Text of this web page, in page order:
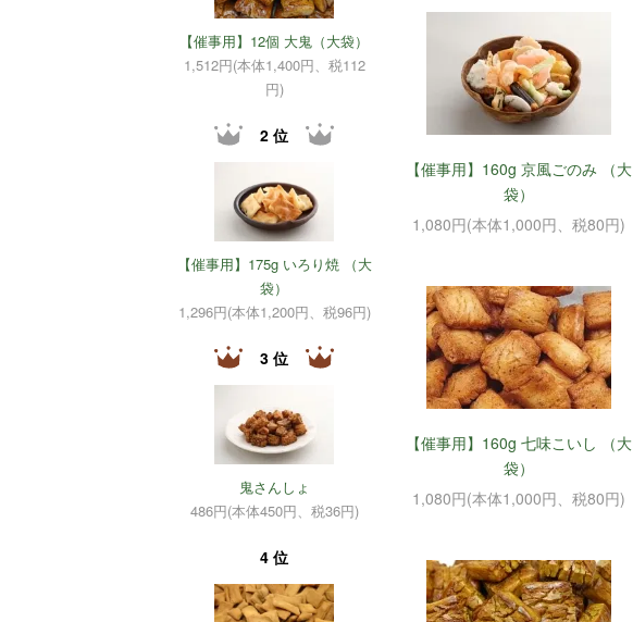
【催事用】160g 京風ごのみ （大
袋）
1,080円(本体1,000円、税80円)
【催事用】160g 七味こいし （大
袋）
1,080円(本体1,000円、税80円)
【催事用】12個 大鬼（大袋）
1,512円(本体1,400円、税112
円)
2 位
【催事用】175g いろり焼 （大
袋）
1,296円(本体1,200円、税96円)
3 位
鬼さんしょ
486円(本体450円、税36円)
4 位